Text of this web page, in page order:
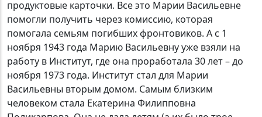
продуктовые карточки. Все это Марии Васильевне
помогли получить через комиссию, которая
помогала семьям погибших фронтовиков. А с 1
ноября 1943 года Марию Васильевну уже взяли на
работу в Институт, где она проработала 30 лет – до
ноября 1973 года. Институт стал для Марии
Васильевны вторым домом. Самым близким
человеком стала Екатерина Филипповна